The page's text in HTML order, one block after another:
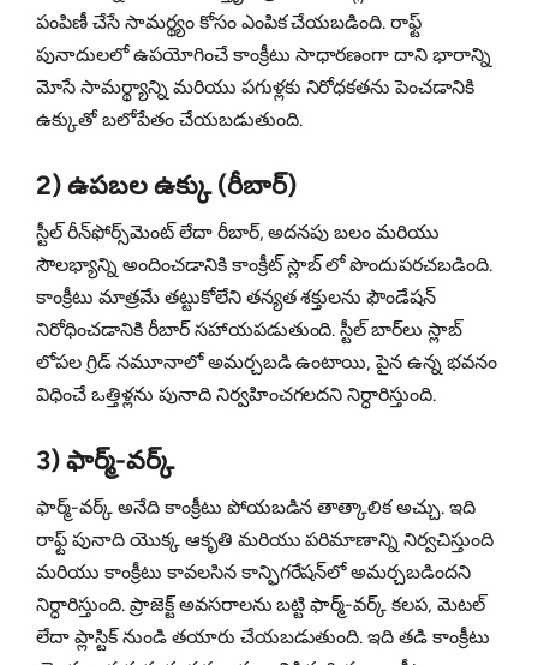
పంపిణీ చేసే సామర్థ్యం కోసం ఎంపిక చేయబడింది. రాఫ్ట్
పునాదులలో ఉపయోగించే కాంక్రీటు సాధారణంగా దాని భారాన్ని
మోసే సామర్థ్యాన్ని మరియు పగుళ్లకు నిరోధకతను పెంచడానికి
ఉక్కుతో బలోపేతం చేయబడుతుంది.
2) ఉపబల ఉక్కు (రీబార్)
స్టీల్ రీన్‌ఫోర్స్‌మెంట్ లేదా రీబార్, అదనపు బలం మరియు
సౌలభ్యాన్ని అందించడానికి కాంక్రీట్ స్లాబ్‌ లో పొందుపరచబడింది.
కాంక్రీటు మాత్రమే తట్టుకోలేని తన్యత శక్తులను ఫౌండేషన్
నిరోధించడానికి రీబార్ సహాయపడుతుంది. స్టీల్ బార్‌లు స్లాబ్
లోపల గ్రిడ్ నమూనాలో అమర్చబడి ఉంటాయి, పైన ఉన్న భవనం
విధించే ఒత్తిళ్లను పునాది నిర్వహించగలదని నిర్ధారిస్తుంది.
3) ఫార్మ్‌-వర్క్
ఫార్మ్‌-వర్క్ అనేది కాంక్రీటు పోయబడిన తాత్కాలిక అచ్చు. ఇది
రాఫ్ట్ పునాది యొక్క ఆకృతి మరియు పరిమాణాన్ని నిర్వచిస్తుంది
మరియు కాంక్రీటు కావలసిన కాన్ఫిగరేషన్‌లో అమర్చబడిందని
నిర్ధారిస్తుంది. ప్రాజెక్ట్ అవసరాలను బట్టి ఫార్మ్‌-వర్క్ కలప, మెటల్
లేదా ప్లాస్టిక్ నుండి తయారు చేయబడుతుంది. ఇది తడి కాంక్రీటు